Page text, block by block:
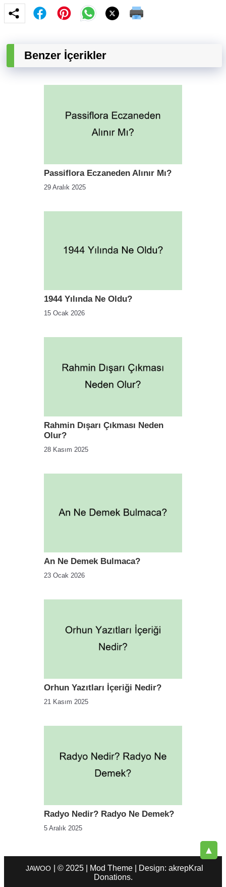
Benzer İçerikler
Passiflora Eczaneden Alınır Mı?
29 Aralık 2025
1944 Yılında Ne Oldu?
15 Ocak 2026
Rahmin Dışarı Çıkması Neden
Olur?
28 Kasım 2025
An Ne Demek Bulmaca?
23 Ocak 2026
Orhun Yazıtları İçeriği Nedir?
21 Kasım 2025
Radyo Nedir? Radyo Ne Demek?
5 Aralık 2025
▲
JAWOO | © 2025 | Mod Theme | Design: akrepKral
Donations.